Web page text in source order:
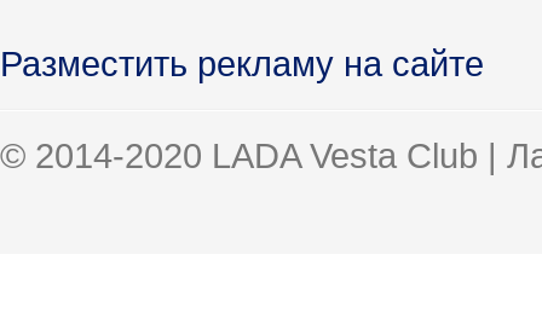
Разместить рекламу на сайте
© 2014-2020 LADA Vesta Club |